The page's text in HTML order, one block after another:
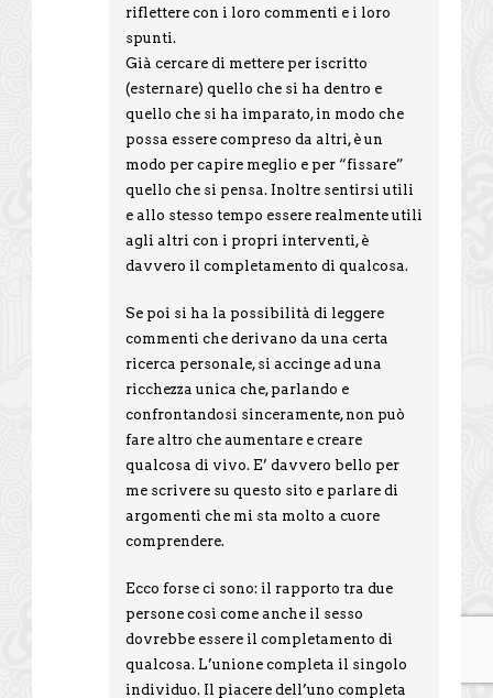
riflettere con i loro commenti e i loro
spunti.
Già cercare di mettere per iscritto
(esternare) quello che si ha dentro e
quello che si ha imparato, in modo che
possa essere compreso da altri, è un
modo per capire meglio e per “fissare”
quello che si pensa. Inoltre sentirsi utili
e allo stesso tempo essere realmente utili
agli altri con i propri interventi, è
davvero il completamento di qualcosa.
Se poi si ha la possibilità di leggere
commenti che derivano da una certa
ricerca personale, si accinge ad una
ricchezza unica che, parlando e
confrontandosi sinceramente, non può
fare altro che aumentare e creare
qualcosa di vivo. E’ davvero bello per
me scrivere su questo sito e parlare di
argomenti che mi sta molto a cuore
comprendere.
Ecco forse ci sono: il rapporto tra due
persone così come anche il sesso
dovrebbe essere il completamento di
qualcosa. L’unione completa il singolo
individuo. Il piacere dell’uno completa